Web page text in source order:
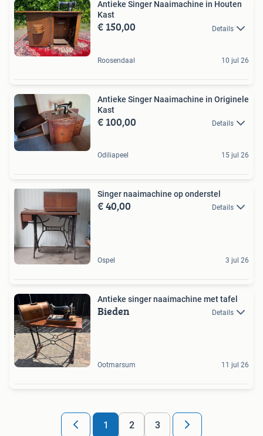
Antieke Singer Naaimachine in Houten
Kast
€ 150,00 Details
Roosendaal 10 jul 26
Antieke Singer Naaimachine in Originele
Kast
€ 100,00 Details
Odiliapeel 15 jul 26
Singer naaimachine op onderstel
€ 40,00 Details
Ospel 3 jul 26
Antieke singer naaimachine met tafel
Bieden Details
Ootmarsum 11 jul 26
1 2 3